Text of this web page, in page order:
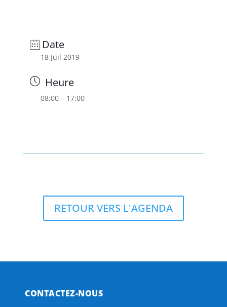
Date
18 Juil 2019
Heure
08:00 – 17:00
RETOUR VERS L'AGENDA
CONTACTEZ-NOUS